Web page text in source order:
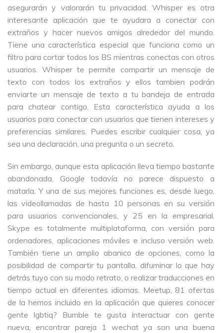
asegurarán y valorarán tu privacidad. Whisper es otra
interesante aplicación que te ayudara a conectar con
extraños y hacer nuevos amigos alrededor del mundo.
Tiene una característica especial que funciona como un
filtro para cortar todos los BS mientras conectas con otros
usuarios. Whisper te permite compartir un mensaje de
texto con todos los extraños y ellos tambien podrán
enviarte un mensaje de texto a tu bandeja de entrada
para chatear contigo. Esta característica ayuda a los
usuarios para conectar con usuarios que tienen intereses y
preferencias similares. Puedes escribir cualquier cosa, ya
sea una declaración, una pregunta o un secreto.
Sin embargo, aunque esta aplicación lleva tiempo bastante
abandonada, Google todavía no parece dispuesto a
matarla. Y una de sus mejores funciones es, desde luego,
las videollamadas de hasta 10 personas en su versión
para usuarios convencionales, y 25 en la empresarial.
Skype es totalmente multiplataforma, con versión para
ordenadores, aplicaciones móviles e incluso versión web.
También tiene un amplio abanico de opciones, como la
posibilidad de compartir tu pantalla, difuminar lo que hay
detrás tuyo con su modo retrato, o realizar traducciones en
tiempo actual en diferentes idiomas. Meetup, 81 ofertas
de la hemos incluido en la aplicación que quieres conocer
gente lgbtiq? Bumble te gusta interactuar con gente
nueva, encontrar pareja 1 wechat ya son una buena